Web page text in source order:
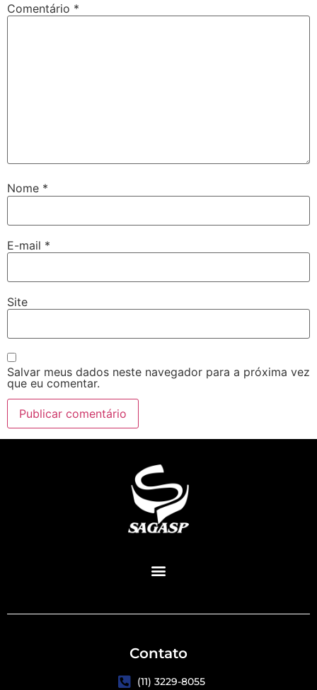
Comentário *
Nome *
E-mail *
Site
Salvar meus dados neste navegador para a próxima vez
que eu comentar.
Contato
(11) 3229-8055